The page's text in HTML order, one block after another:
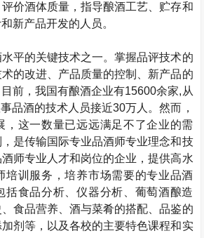
价酒体质量，指导酿酒工艺、贮存和
新产品开发的人员。
平的关键技术之一。掌握品评技术的
的改进、产品质量的控制、新产品的
前，我国有酿酒企业有15600余家,从
品酒的技术人员接近30万人。然而，
，这一数量已远远满足不了企业的需
是传输国际专业品酒师专业理念和技
师专业人才和岗位的企业，提供高水
培训服务，培养市场需要的专业品酒
括食品分析、仪器分析、葡萄酒酿造
食品营养、酒与菜肴的搭配、品鉴的
剂等，以及各校的主要特色课程和实